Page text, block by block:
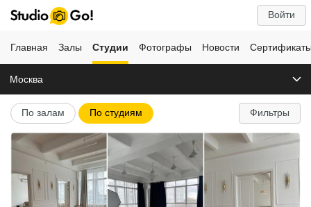
Войти
Главная Залы Студии Фотографы Новости
Москва
По залам По студиям Фильтры